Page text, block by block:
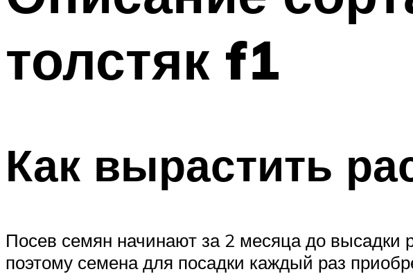
толстяк f1
Как вырастить
Посев семян начинают за 2 месяца до высадки
поэтому семена для посадки каждый раз